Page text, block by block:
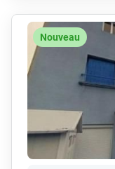
Nouveau